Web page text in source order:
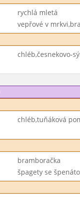
rychlá mletá
vepřové v
chléb,česnekovo-
chléb,tuňáková
bramboračka
špagety se